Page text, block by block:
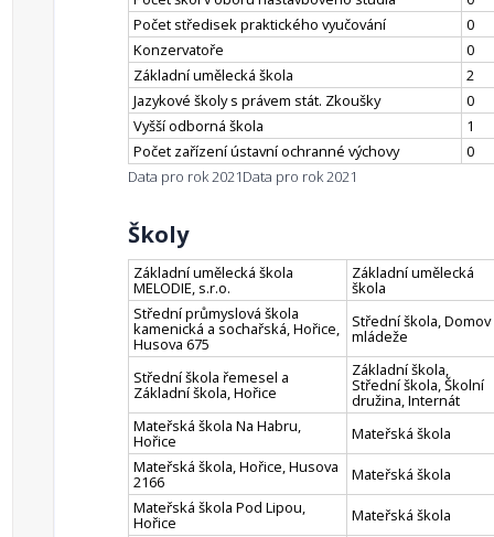
Počet středisek praktického vyučování
0
Konzervatoře
0
Základní umělecká škola
2
Jazykové školy s právem stát. Zkoušky
0
Vyšší odborná škola
1
Počet zařízení ústavní ochranné výchovy
0
Data pro rok 2021Data pro rok 2021
Školy
Základní umělecká škola
MELODIE, s.r.o.
Základní umělecká
škola
Střední průmyslová škola
kamenická a sochařská, Hořice,
Husova 675
Střední škola, Domov
mládeže
Střední škola řemesel a
Základní škola, Hořice
Základní škola,
Střední škola, Školní
družina, Internát
Mateřská škola Na Habru,
Hořice
Mateřská škola
Mateřská škola, Hořice, Husova
2166
Mateřská škola
Mateřská škola Pod Lipou,
Hořice
Mateřská škola